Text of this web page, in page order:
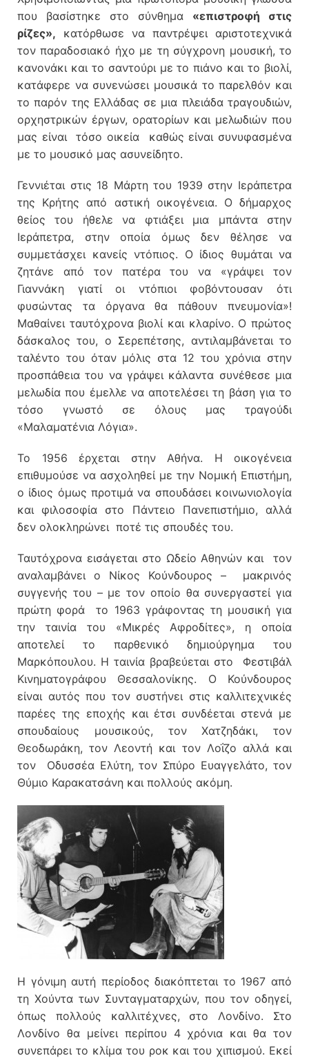
που βασίστηκε στο σύνθημα «επιστροφή στις
ρίζες», κατόρθωσε να παντρέψει αριστοτεχνικά
τον παραδοσιακό ήχο με τη σύγχρονη μουσική, το
κανονάκι και το σαντούρι με το πιάνο και το βιολί,
κατάφερε να συνενώσει μουσικά το παρελθόν και
το παρόν της Ελλάδας σε μια πλειάδα τραγουδιών,
ορχηστρικών έργων, ορατορίων και μελωδιών που
μας είναι τόσο οικεία καθώς είναι συνυφασμένα
με το μουσικό μας ασυνείδητο.
Γεννιέται στις 18 Μάρτη του 1939 στην Ιεράπετρα
της Κρήτης από αστική οικογένεια. Ο δήμαρχος
θείος του ήθελε να φτιάξει μια μπάντα στην
Ιεράπετρα, στην οποία όμως δεν θέλησε να
συμμετάσχει κανείς ντόπιος. Ο ίδιος θυμάται να
ζητάνε από τον πατέρα του να «γράψει τον
Γιαννάκη γιατί οι ντόπιοι φοβόντουσαν ότι
φυσώντας τα όργανα θα πάθουν πνευμονία»!
Μαθαίνει ταυτόχρονα βιολί και κλαρίνο. Ο πρώτος
δάσκαλος του, ο Σερεπέτσης, αντιλαμβάνεται το
ταλέντο του όταν μόλις στα 12 του χρόνια στην
προσπάθεια του να γράψει κάλαντα συνέθεσε μια
μελωδία που έμελλε να αποτελέσει τη βάση για το
τόσο γνωστό σε όλους μας τραγούδι
«Μαλαματένια Λόγια».
Το 1956 έρχεται στην Αθήνα. Η οικογένεια
επιθυμούσε να ασχοληθεί με την Νομική Επιστήμη,
ο ίδιος όμως προτιμά να σπουδάσει κοινωνιολογία
και φιλοσοφία στο Πάντειο Πανεπιστήμιο, αλλά
δεν ολοκληρώνει ποτέ τις σπουδές του.
Ταυτόχρονα εισάγεται στο Ωδείο Αθηνών και τον
αναλαμβάνει ο Νίκος Κούνδουρος – μακρινός
συγγενής του – με τον οποίο θα συνεργαστεί για
πρώτη φορά το 1963 γράφοντας τη μουσική για
την ταινία του «Μικρές Αφροδίτες», η οποία
αποτελεί το παρθενικό δημιούργημα του
Μαρκόπουλου. Η ταινία βραβεύεται στο Φεστιβάλ
Κινηματογράφου Θεσσαλονίκης. Ο Κούνδουρος
είναι αυτός που τον συστήνει στις καλλιτεχνικές
παρέες της εποχής και έτσι συνδέεται στενά με
σπουδαίους μουσικούς, τον Χατζηδάκι, τον
Θεοδωράκη, τον Λεοντή και τον Λοΐζο αλλά και
τον Οδυσσέα Ελύτη, τον Σπύρο Ευαγγελάτο, τον
Θύμιο Καρακατσάνη και πολλούς ακόμη.
Η γόνιμη αυτή περίοδος διακόπτεται το 1967 από
τη Χούντα των Συνταγματαρχών, που τον οδηγεί,
όπως πολλούς καλλιτέχνες, στο Λονδίνο. Στο
Λονδίνο θα μείνει περίπου 4 χρόνια και θα τον
συνεπάρει το κλίμα του ροκ και του χιπισμού. Εκεί